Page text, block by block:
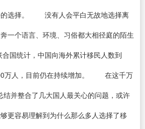
的选择。 没有人会平白无故地选择离
一个语言、环境、习俗都大相径庭的陌生
统计，中国向海外累计移民人数到
万人，目前仍在持续增加。 在这千万
结并整合了几大国人最关心的问题，或许
更容易理解到为什么那么多人选择了移